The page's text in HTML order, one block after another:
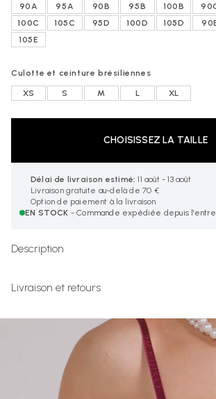
90A 95A 90B 95B 100B
100C
105C 95D 100D 105D
105E
Culotte et ceinture brésiliennes
XS S M L XL
CHOISISSEZ LA TAILLE
Délai de livraison estimé: 11 août - 13 août
Livraison gratuite au-delà de 70 €
Option de paiement à la livraison
EN STOCK - Commande expédiée depuis
Description
Livraison et retours